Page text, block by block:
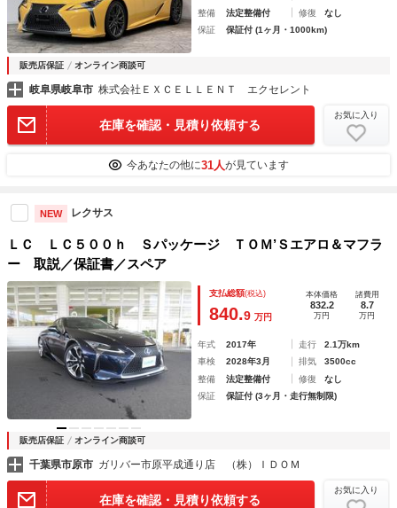
整備
法定整備付 修復
なし
保証
保証付 (1ヶ月・1000km)
販売店保証 オンライン商談可
岐阜県岐阜市 株式会社ＥＸＣＥＬＬＥＮＴ エクセレント
在庫を確認・見積り依頼する
お気に入り
今あなたの他に31人が見ています
NEW レクサス
ＬＣ ＬＣ５００ｈ Ｓパッケージ ＴＯＭ’Ｓエアロ＆マフラ
ー 取説／保証書／スペア
支払総額(税込)
840.9 万円
本体価格
832.2
万円
諸費用
8.7
万円
年式 2017年 走行
2.1万km
車検
2028年3月 排気
3500cc
整備
法定整備付 修復
なし
保証
保証付 (3ヶ月・走行無制限)
販売店保証 オンライン商談可
千葉県市原市 ガリバー市原平成通り店 （株）ＩＤＯＭ
在庫を確認・見積り依頼する
お気に入り